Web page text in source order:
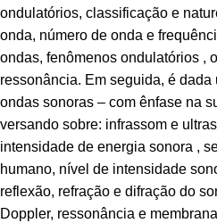
ondulatórios, classificação e
onda, número de onda e
ondas, fenômenos ondulatórios ,
ressonância. Em seguida, é
ondas sonoras – com ênfase na
versando sobre: infrassom e
intensidade de energia sonora ,
humano, nível de intensidade
reflexão, refração e difração do
Doppler, ressonância e